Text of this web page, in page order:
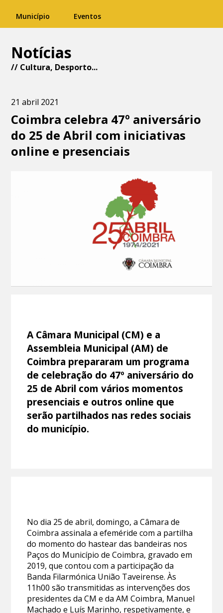
Município Eventos
Notícias
// Cultura, Desporto...
21 abril 2021
Coimbra celebra 47º aniversário
do 25 de Abril com iniciativas
online e presenciais
A Câmara Municipal (CM) e a
Assembleia Municipal (AM) de
Coimbra prepararam um programa
de celebração do 47º aniversário do
25 de Abril com vários momentos
presenciais e outros online que
serão partilhados nas redes sociais
do município.
No dia 25 de abril, domingo, a Câmara de
Coimbra assinala a efeméride com a partilha
do momento do hastear das bandeiras nos
Paços do Município de Coimbra, gravado em
2019, que contou com a participação da
Banda Filarmónica União Taveirense. Às
11h00 são transmitidas as intervenções dos
presidentes da CM e da AM Coimbra, Manuel
Machado e Luís Marinho, respetivamente, e